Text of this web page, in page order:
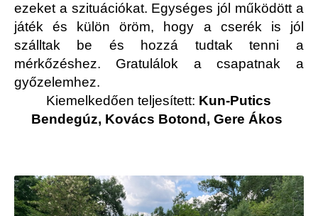
ezeket a szituációkat. Egységes jól működött a
játék és külön öröm, hogy a cserék is jól
szálltak be és hozzá tudtak tenni a
mérkőzéshez. Gratulálok a csapatnak a
győzelemhez.
Kiemelkedően teljesített: Kun-Putics
Bendegúz, Kovács Botond, Gere Ákos